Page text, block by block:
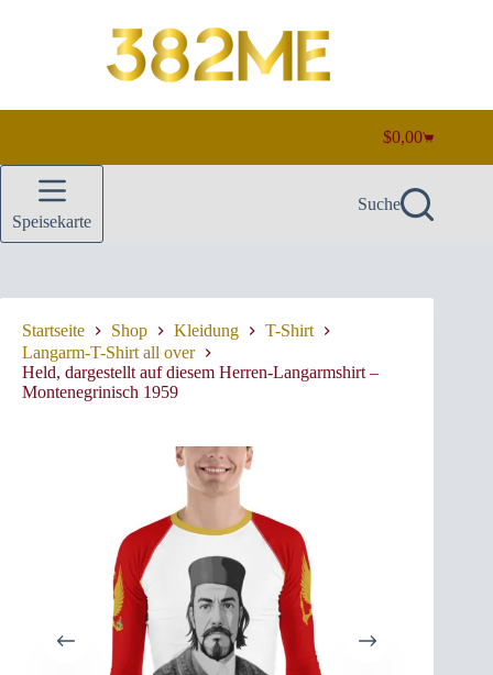
Warenkorb
$0,00
Speisekarte
Suche
Startseite Shop Kleidung
T-Shirt
Langarm-T-Shirt all over
Held, dargestellt auf diesem Herren-Langarmshirt –
Montenegrinisch 1959